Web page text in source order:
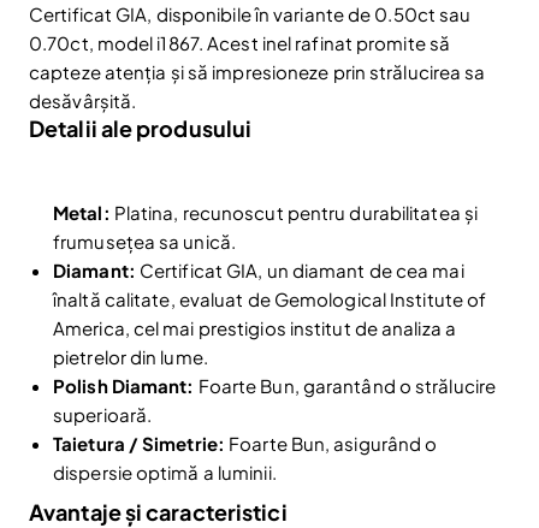
Reduceri și noutăți doar pentru abonați
Fii la curent cu noutățile și promoțiile abonându-te
la newsletter-ul nostru.
Email
Am citit și sunt de acord cu
Certificat GIA, disponibile în variante de 0.50ct sau
0.70ct, model i1867. Acest inel rafinat promite să
capteze atenția și să impresioneze prin strălucirea sa
desăvârșită.
Detalii ale produsului
Metal: Platina, recunoscut pentru durabilitatea și
frumusețea sa unică.
Diamant: Certificat GIA, un diamant de cea mai
înaltă calitate, evaluat de Gemological Institute of
America, cel mai prestigios institut de analiza a
pietrelor din lume.
Polish Diamant: Foarte Bun, garantând o strălucire
superioară.
Taietura / Simetrie: Foarte Bun, asigurând o
dispersie optimă a luminii.
Avantaje și caracteristici